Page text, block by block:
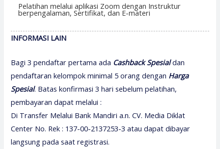
Pelatihan melalui aplikasi Zoom dengan Instruktur
berpengalaman, Sertifikat, dan E-materi
INFORMASI LAIN
Bagi 3 pendaftar pertama ada Cashback Spesialdan
pendaftaran kelompok minimal 5 orang dengan Harga
Spesial. Batas konfirmasi 3 hari sebelum pelatihan,
pembayaran dapat melalui :
Di Transfer Melalui Bank Mandiri a.n. CV. Media Diklat
Center No. Rek : 137-00-2137253-3 atau dapat dibayar
langsung pada saat registrasi.